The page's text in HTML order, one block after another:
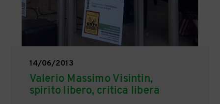
14/06/2013
Valerio Massimo Visintin,
spirito libero, critica libera